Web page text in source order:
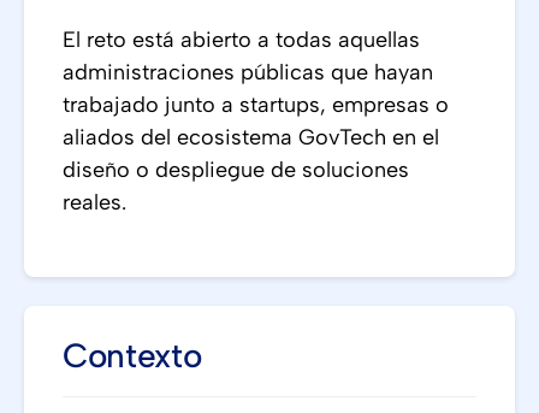
El reto está abierto a todas aquellas
administraciones públicas que hayan
trabajado junto a startups, empresas o
aliados del ecosistema GovTech en el
diseño o despliegue de soluciones
reales.
Contexto